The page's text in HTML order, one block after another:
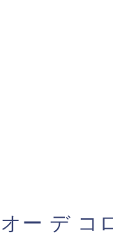
ー デ コ